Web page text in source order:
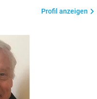
Profil anzeigen